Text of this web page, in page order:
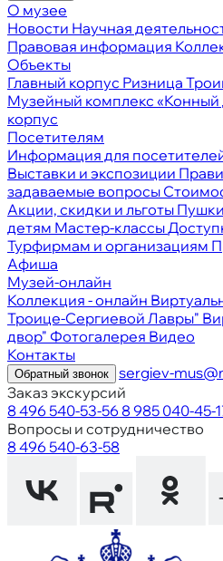
О музее
Новости Научная
Правовая информация
Объекты
Главный корпус Ризница
Музейный комплекс «Конный
корпус
Посетителям
Информация для
Выставки и экспозиции
задаваемые вопросы
Акции, скидки и льготы
детям Мастер-классы
Турфирмам и организациям
Афиша
Музей-онлайн
Коллекция - онлайн
Троице-Сергиевой Лавры"
двор" Фотогалерея Видео
Контакты
Обратный звонок
sergiev-
Заказ экскурсий
8 496 540-53-568 985 040-45-
Вопросы и сотрудничество
8 496 540-63-58